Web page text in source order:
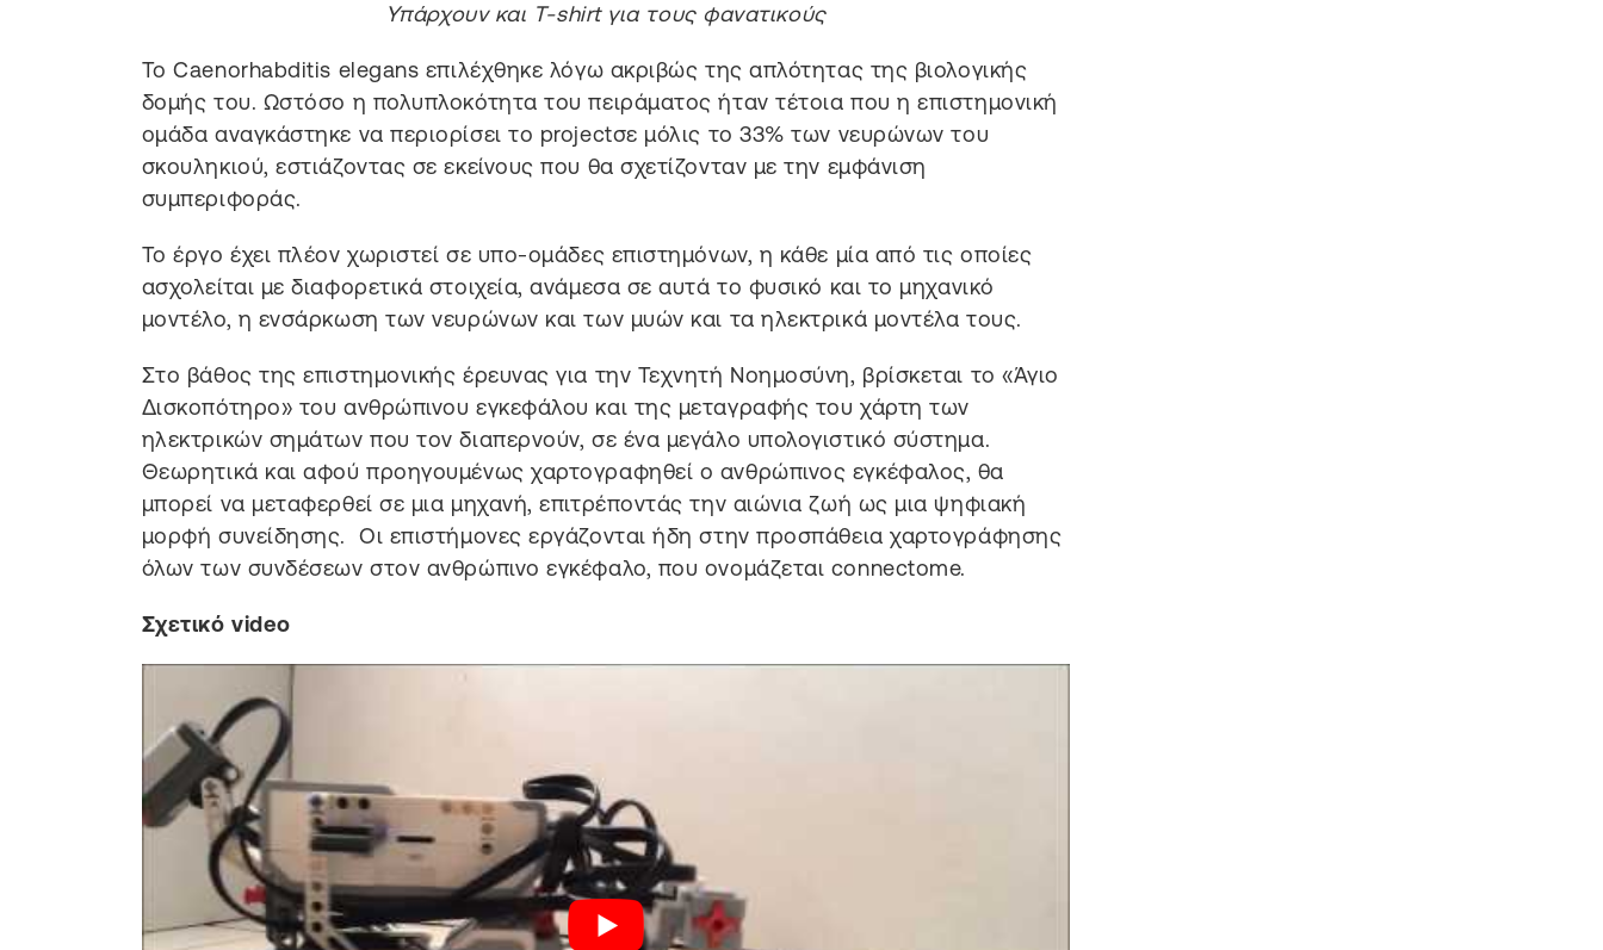
Υπάρχουν και T-shirt για τους φανατικούς
Το Caenorhabditis elegans επιλέχθηκε λόγω ακριβώς της απλότητας της βιολογικής
δομής του. Ωστόσο η πολυπλοκότητα του πειράματος ήταν τέτοια που η επιστημονική
ομάδα αναγκάστηκε να περιορίσει το projectσε μόλις το 33% των νευρώνων του
σκουληκιού, εστιάζοντας σε εκείνους που θα σχετίζονταν με την εμφάνιση
συμπεριφοράς.
Το έργο έχει πλέον χωριστεί σε υπο-ομάδες επιστημόνων, η κάθε μία από τις οποίες
ασχολείται με διαφορετικά στοιχεία, ανάμεσα σε αυτά το φυσικό και το μηχανικό
μοντέλο, η ενσάρκωση των νευρώνων και των μυών και τα ηλεκτρικά μοντέλα τους.
Στο βάθος της επιστημονικής έρευνας για την Τεχνητή Νοημοσύνη, βρίσκεται το «Άγιο
Δισκοπότηρο» του ανθρώπινου εγκεφάλου και της μεταγραφής του χάρτη των
ηλεκτρικών σημάτων που τον διαπερνούν, σε ένα μεγάλο υπολογιστικό σύστημα.
Θεωρητικά και αφού προηγουμένως χαρτογραφηθεί ο ανθρώπινος εγκέφαλος, θα
μπορεί να μεταφερθεί σε μια μηχανή, επιτρέποντάς την αιώνια ζωή ως μια ψηφιακή
μορφή συνείδησης. Οι επιστήμονες εργάζονται ήδη στην προσπάθεια χαρτογράφησης
όλων των συνδέσεων στον ανθρώπινο εγκέφαλο, που ονομάζεται connectome.
Σχετικό video